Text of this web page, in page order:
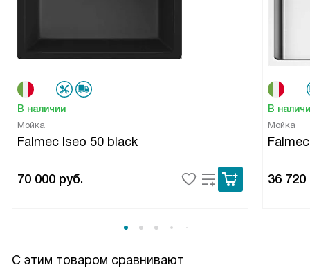
придает смесителю прочность и долговечность, которые
я ценю в бытовой технике.
Я довольна покупкой. Этот смеситель стал настоящим
украшением моей кухни и значительно облегчил мою
жизнь.
В наличии
Мойка
Falmec Iseo 50 black
70 000 руб.
В
Мойка
36 720
С этим товаром сравнивают